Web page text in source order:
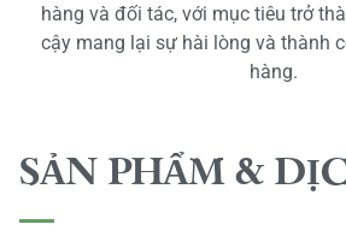
hàng và đối tác, với mục tiêu trở
cậy mang lại sự hài lòng và thành
hàng.
SẢN PHẨM &